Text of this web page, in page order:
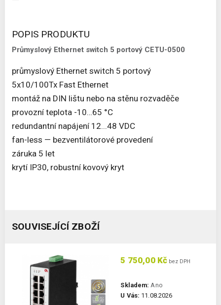
POPIS PRODUKTU
Průmyslový Ethernet switch 5 portový CETU-0500
průmyslový Ethernet switch 5 portový
5x10/100Tx Fast Ethernet
montáž na DIN lištu nebo na stěnu rozvaděče
provozní teplota -10…65 °C
redundantní napájení 12...48 VDC
fan-less — bezventilátorové provedení
záruka 5 let
krytí IP30, robustní kovový kryt
SOUVISEJÍCÍ ZBOŽÍ
5 750,00 Kč bez DPH
Skladem: Ano
U Vás: 11.08.2026